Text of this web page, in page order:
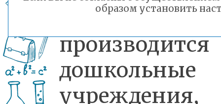
персонала
дошкольные
учреждения,
образом установить